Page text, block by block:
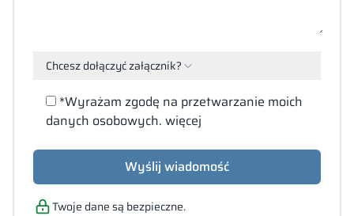
Chcesz dołączyć załącznik?
pliki
(PDF,
DOC,
JPG,
XLS)
*Wyrażam zgodę na przetwarzanie moich
danych osobowych. więcej
Wyślij wiadomość
Twoje dane są bezpieczne.